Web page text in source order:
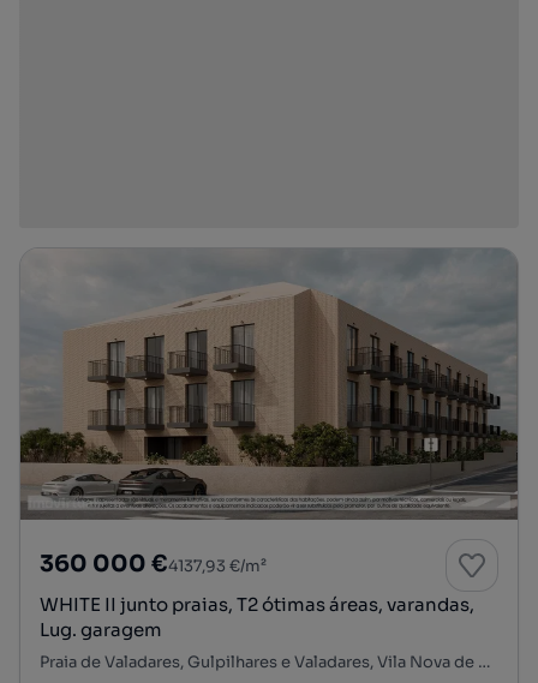
360 000 €4137,93 €/m²
WHITE II junto praias, T2 ótimas áreas, varandas,
Lug. garagem
Praia de Valadares, Gulpilhares e Valadares, Vila Nova de Gaia, Porto